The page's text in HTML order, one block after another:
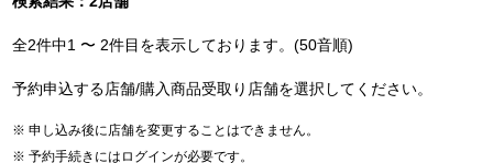
全2件中1 〜 2件目を表示しております。(50音順)
予約申込する店舗/購入商品受取り店舗を選択してください。
申し込み後に店舗を変更することはできません。
予約手続きにはログインが必要です。